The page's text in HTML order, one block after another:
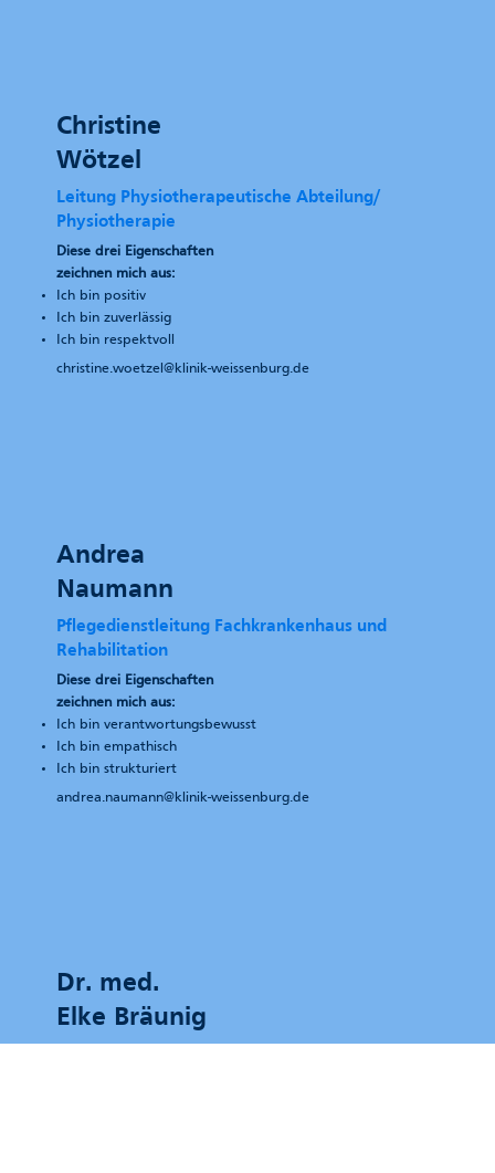
Christine
Wötzel
Leitung Physiotherapeutische Abteilung/
Physiotherapie
Diese drei Eigenschaften
zeichnen mich aus:
Ich bin positiv
Ich bin zuverlässig
Ich bin respektvoll
christine.woetzel@klinik-weissenburg.de
Andrea
Naumann
Pflegedienstleitung Fachkrankenhaus und
Rehabilitation
Diese drei Eigenschaften
zeichnen mich aus:
Ich bin verantwortungsbewusst
Ich bin empathisch
Ich bin strukturiert
andrea.naumann@klinik-weissenburg.de
Dr. med.
Elke Bräunig